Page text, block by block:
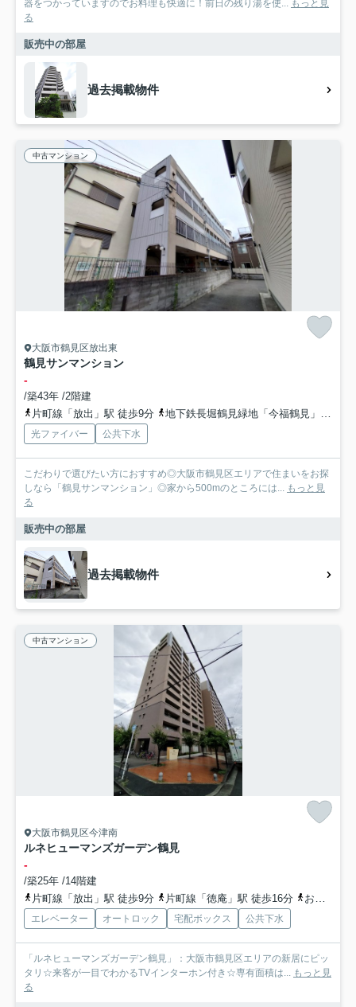
器をつかっていますのでお料理も快適に！前日の残り湯を使... もっと見
る
販売中の部屋
過去掲載物件
中古マンション
大阪市鶴見区放出東
鶴見サンマンション
-
/築43年 /2階建
片町線「放出」駅 徒歩9分
地下鉄長堀鶴見緑地「今福鶴見」駅 徒歩18分
光ファイバー 公共下水
こだわりで選びたい方におすすめ◎大阪市鶴見区エリアで住まいをお探
しなら「鶴見サンマンション」◎家から500mのところには... もっと見
る
販売中の部屋
過去掲載物件
中古マンション
大阪市鶴見区今津南
ルネヒューマンズガーデン鶴見
-
/築25年 /14階建
片町線「放出」駅 徒歩9分
片町線「徳庵」駅 徒歩16分 おおさか東線「放出」駅 徒歩12分
エレベーター オートロック 宅配ボックス 公共下水
「ルネヒューマンズガーデン鶴見」：大阪市鶴見区エリアの新居にピッ
タリ☆来客が一目でわかるTVインターホン付き☆専有面積は... もっと見
る